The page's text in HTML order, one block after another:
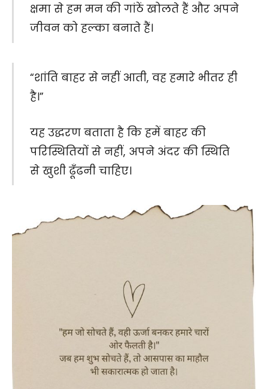
क्षमा से हम मन की गांठें खोलते हैं और अपने
जीवन को हल्का बनाते हैं।
“शांति बाहर से नहीं आती, वह हमारे भीतर ही
है।”
यह उद्धरण बताता है कि हमें बाहर की
परिस्थितियों से नहीं, अपने अंदर की स्थिति
से खुशी ढूँढनी चाहिए।